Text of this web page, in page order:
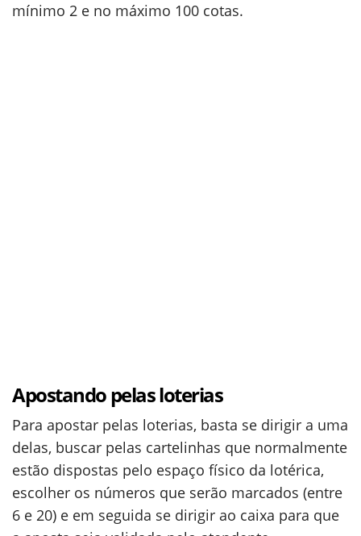
mínimo 2 e no máximo 100 cotas.
Apostando pelas loterias
Para apostar pelas loterias, basta se dirigir a uma
delas, buscar pelas cartelinhas que normalmente
estão dispostas pelo espaço físico da lotérica,
escolher os números que serão marcados (entre
6 e 20) e em seguida se dirigir ao caixa para que